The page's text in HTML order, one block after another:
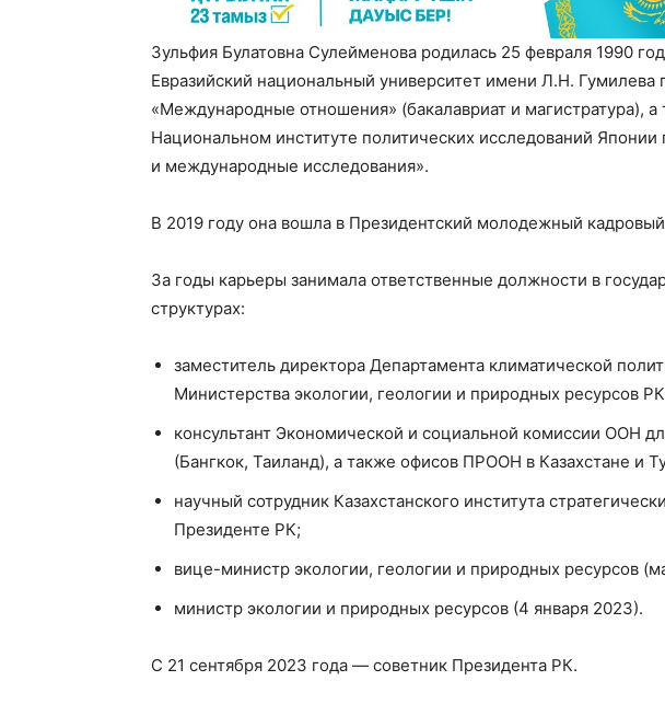
Зульфия Булатовна Сулейменова родилась 25 февраля 1990
Евразийский национальный университет имени Л.Н. Гумилева
«Международные отношения» (бакалавриат и магистратура),
Национальном институте политических исследований
и международные исследования».
В 2019 году она вошла в Президентский молодежный
За годы карьеры занимала ответственные должности в
структурах:
заместитель директора Департамента климатической
Министерства экологии, геологии и природных ресурсов
консультант Экономической и социальной комиссии ООН
(Бангкок, Таиланд), а также офисов ПРООН в Казахстане и
научный сотрудник Казахстанского института
Президенте РК;
вице-министр экологии, геологии и природных ресурсов
министр экологии и природных ресурсов (4 января 2023).
С 21 сентября 2023 года — советник Президента РК.